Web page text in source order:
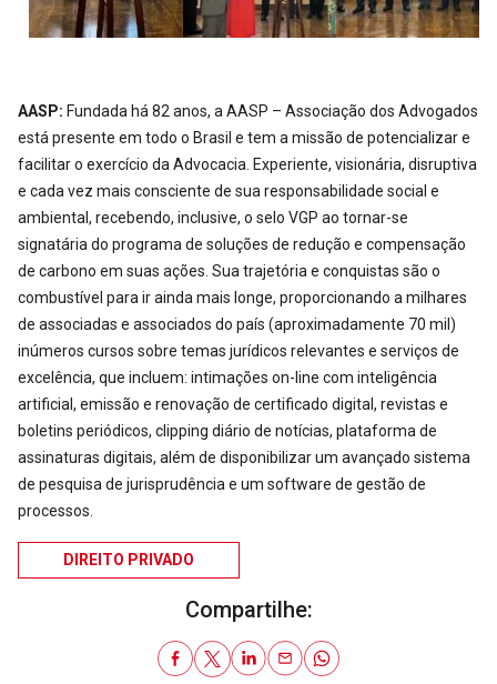
AASP: Fundada há 82 anos, a AASP – Associação dos Advogados
está presente em todo o Brasil e tem a missão de potencializar e
facilitar o exercício da Advocacia. Experiente, visionária, disruptiva
e cada vez mais consciente de sua responsabilidade social e
ambiental, recebendo, inclusive, o selo VGP ao tornar-se
signatária do programa de soluções de redução e compensação
de carbono em suas ações. Sua trajetória e conquistas são o
combustível para ir ainda mais longe, proporcionando a milhares
de associadas e associados do país (aproximadamente 70 mil)
inúmeros cursos sobre temas jurídicos relevantes e serviços de
excelência, que incluem: intimações on-line com inteligência
artificial, emissão e renovação de certificado digital, revistas e
boletins periódicos, clipping diário de notícias, plataforma de
assinaturas digitais, além de disponibilizar um avançado sistema
de pesquisa de jurisprudência e um software de gestão de
processos.
DIREITO PRIVADO
Compartilhe: